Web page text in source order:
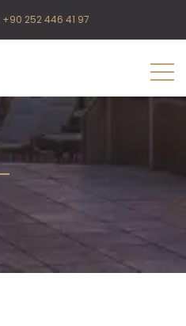
+90 252 446 41 97